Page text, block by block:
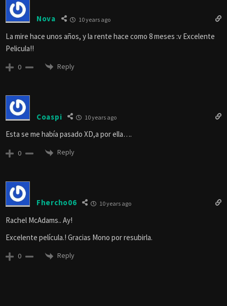
Nova 10 years ago
La mire hace unos años, y la rente hace como 8 meses :v Excelente
Pelicula!!
0 Reply
Coaspi 10 years ago
Esta se me había pasado XD,a por ella….
0 Reply
Fhercho06 10 years ago
Rachel McAdams.. Ay!
Excelente película.! Gracias Mono por resubirla.
0 Reply